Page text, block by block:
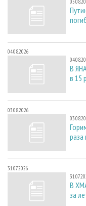
04.08.2026
В
в 15
03.08.2026
31.07.2026
В
за